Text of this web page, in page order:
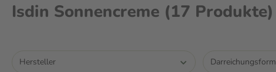
Isdin Sonnencreme (17 Produkte)
Hersteller Darreichungsform